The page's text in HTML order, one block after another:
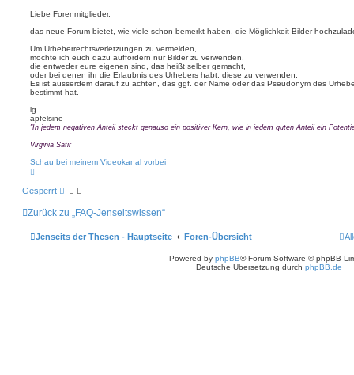
t
n
o
n
a
p
f
e
s
i
n
ti
r
a
g
Liebe Forenmitglieder,
das neue Forum bietet, wie viele schon bemerkt haben, die Möglichkeit Bilder
Um Urheberrechtsverletzungen zu vermeiden,
möchte ich euch dazu auffordern nur Bilder zu verwenden,
die entweder eure eigenen sind, das heißt selber gemacht,
oder bei denen ihr die Erlaubnis des Urhebers habt, diese zu verwenden.
Es ist ausserdem darauf zu achten, das ggf. der Name oder das Pseudonym des
bestimmt hat.
lg
apfelsine
"In jedem negativen Anteil steckt genauso ein positiver Kern, wie in jedem guten Anteil ein
Virginia Satir
Schau bei meinem Videokanal vorbei
h
b
Gesperrt
Zurück zu „FAQ-Jenseitswissen“
Jenseits der Thesen - Hauptseite Foren-Übersicht
Powered by phpBB® Forum Software © phpBB
Deutsche Übersetzung durch phpBB.de